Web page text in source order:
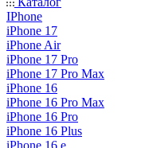
IPhone
iPhone 17
iPhone Air
iPhone 17 Pro
iPhone 17 Pro Max
iPhone 16
iPhone 16 Pro Max
iPhone 16 Pro
iPhone 16 Plus
iPhone 16 e